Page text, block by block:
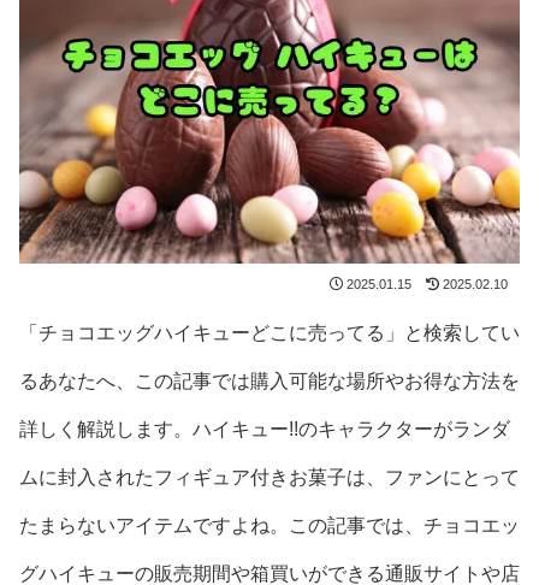
2025.01.15 2025.02.10
「チョコエッグハイキューどこに売ってる」と検索してい
るあなたへ、この記事では購入可能な場所やお得な方法を
詳しく解説します。ハイキュー!!のキャラクターがランダ
ムに封入されたフィギュア付きお菓子は、ファンにとって
たまらないアイテムですよね。この記事では、チョコエッ
グハイキューの販売期間や箱買いができる通販サイトや店